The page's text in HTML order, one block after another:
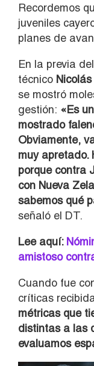
Recordemos
juveniles
planes de
En la previa
técnico
se mostró
gestión: «Es
mostrado
Obviamente,
muy apretado.
porque contra
con Nueva
sabemos qué
señaló el DT.
Lee aquí:
amistoso
Cuando fue
críticas
métricas que
distintas a las
evaluamos